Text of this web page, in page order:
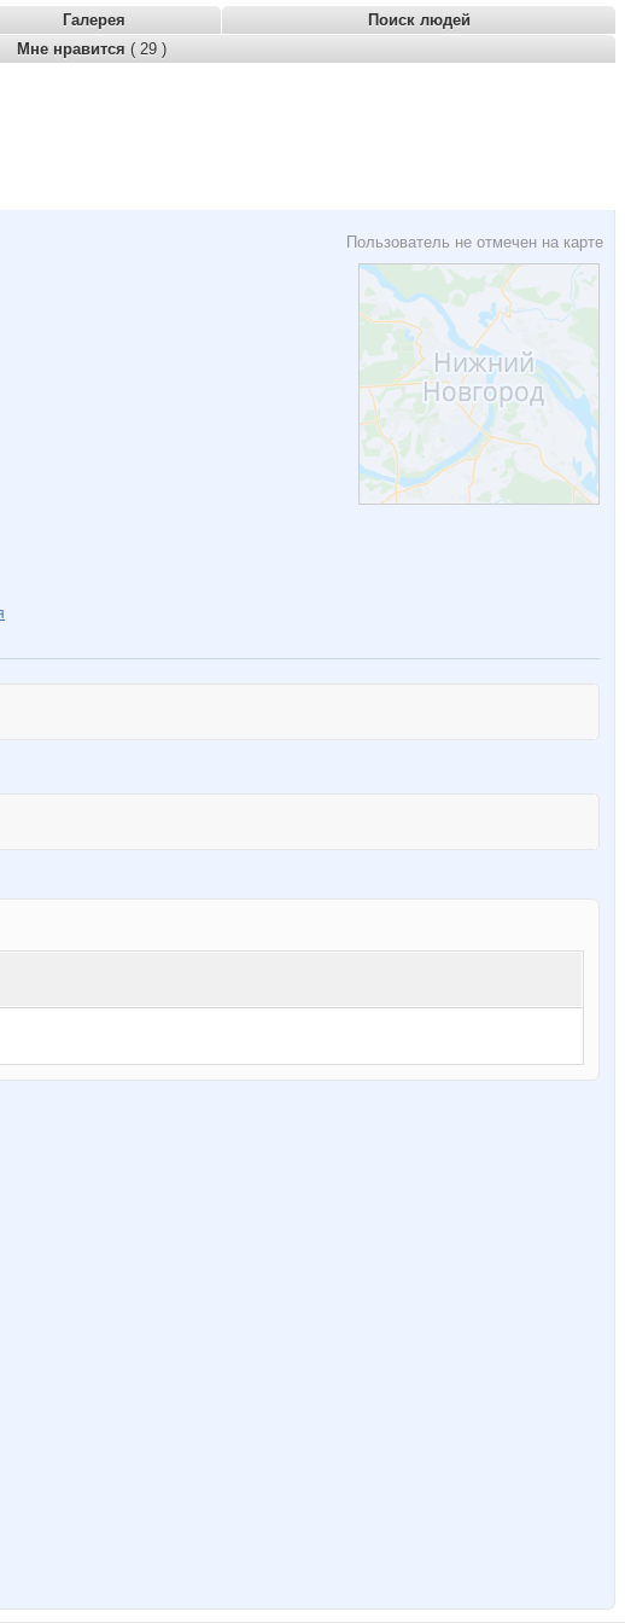
Галерея
Поиск людей
Мне нравится ( 29 )
Пользователь не отмечен на карте